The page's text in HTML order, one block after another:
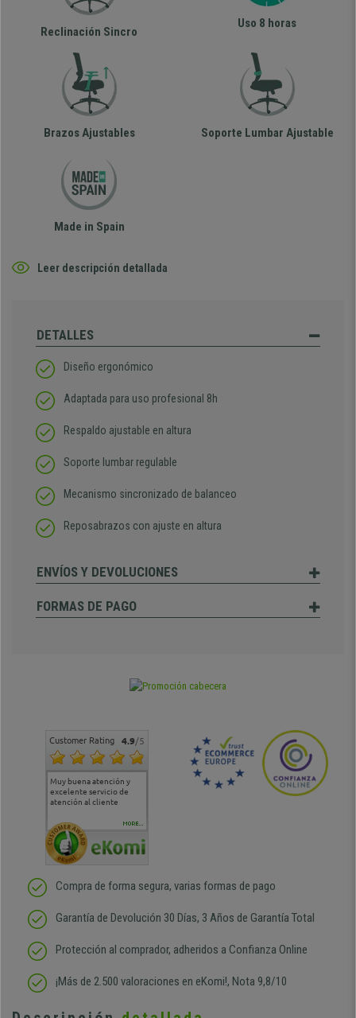
Reclinación Sincro
Uso 8 horas
Brazos Ajustables Soporte Lumbar Ajustable
Made in Spain
Leer descripción detallada
DETALLES
Diseño ergonómico
Adaptada para uso profesional 8h
Respaldo ajustable en altura
Soporte lumbar regulable
Mecanismo sincronizado de balanceo
Reposabrazos con ajuste en altura
ENVÍOS Y DEVOLUCIONES
FORMAS DE PAGO
Customer Rating 4.9/5
Muy buena atención y
excelente servicio de
atención al cliente
Muy buena atención de
cara al asesoramiento
Si estoy contento
MORE...
Compra de forma segura, varias formas de pago
Garantía de Devolución 30 Días, 3 Años de Garantía Total
Protección al comprador, adheridos a Confianza Online
¡Más de 2.500 valoraciones en eKomi!, Nota 9,8/10